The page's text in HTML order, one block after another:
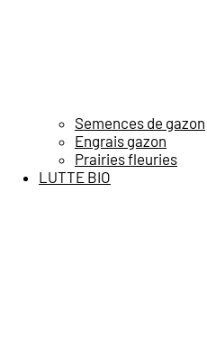
Semences de gazon
Engrais gazon
Prairies fleuries
LUTTE BIO